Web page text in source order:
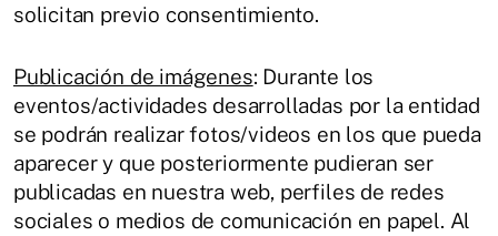
solicitan previo consentimiento.
Publicación de imágenes: Durante los
eventos/actividades desarrolladas por la entidad
se podrán realizar fotos/videos en los que pueda
aparecer y que posteriormente pudieran ser
publicadas en nuestra web, perfiles de redes
sociales o medios de comunicación en papel. Al